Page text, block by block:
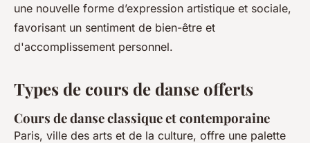
une nouvelle forme d’expression artistique et sociale,
favorisant un sentiment de bien-être et
d'accomplissement personnel.
Types de cours de danse offerts
Cours de danse classique et contemporaine
Paris, ville des arts et de la culture, offre une palette